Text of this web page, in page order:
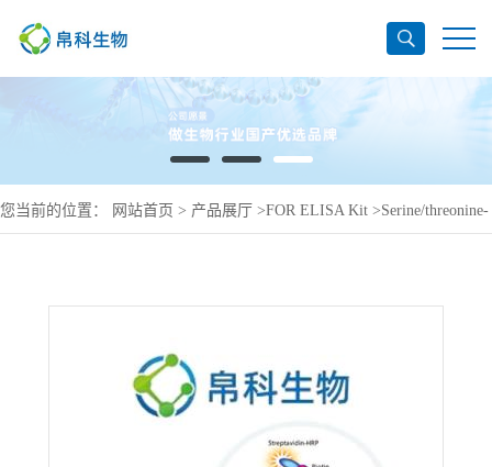
您当前的位置： 网站首页 > 产品展厅 >FOR ELISA Kit >Serine/threonine-